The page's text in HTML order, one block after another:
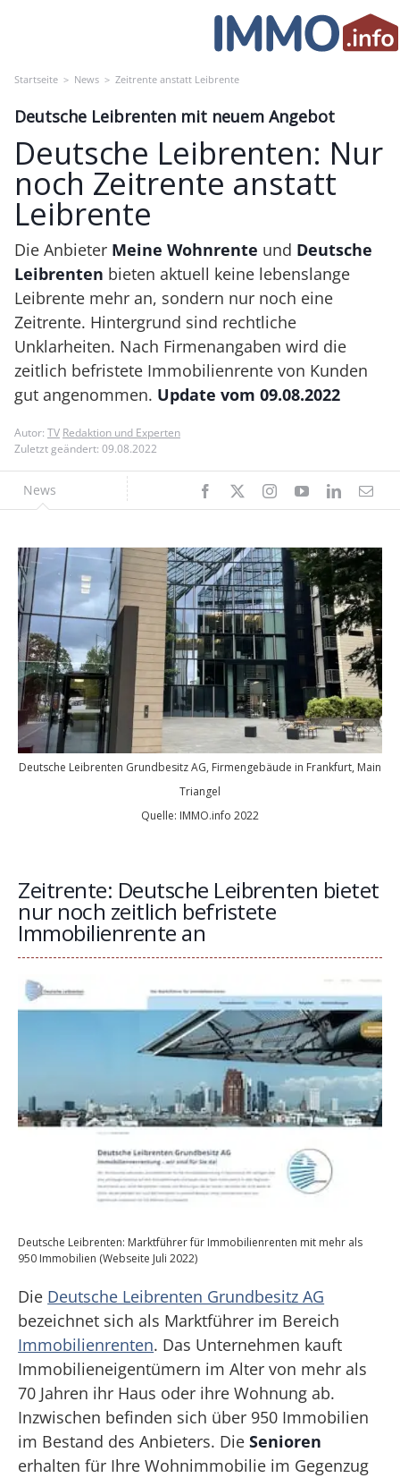
Startseite > News > Zeitrente anstatt Leibrente
Deutsche Leibrenten mit neuem Angebot
Deutsche Leibrenten: Nur
noch Zeitrente anstatt
Leibrente
Die Anbieter Meine Wohnrente und Deutsche
Leibrenten bieten aktuell keine lebenslange
Leibrente mehr an, sondern nur noch eine
Zeitrente. Hintergrund sind rechtliche
Unklarheiten. Nach Firmenangaben wird die
zeitlich befristete Immobilienrente von Kunden
gut angenommen. Update vom 09.08.2022
Autor: TV Redaktion und Experten
Zuletzt geändert: 09.08.2022
News
Deutsche Leibrenten Grundbesitz AG, Firmengebäude in Frankfurt, Main
Triangel
Quelle: IMMO.info 2022
Zeitrente: Deutsche Leibrenten bietet
nur noch zeitlich befristete
Immobilienrente an
Deutsche Leibrenten: Marktführer für Immobilienrenten mit mehr als
950 Immobilien (Webseite Juli 2022)
Die Deutsche Leibrenten Grundbesitz AG
bezeichnet sich als Marktführer im Bereich
Immobilienrenten. Das Unternehmen kauft
Immobilieneigentümern im Alter von mehr als
70 Jahren ihr Haus oder ihre Wohnung ab.
Inzwischen befinden sich über 950 Immobilien
im Bestand des Anbieters. DieSenioren
erhalten für Ihre Wohnimmobilie im Gegenzug